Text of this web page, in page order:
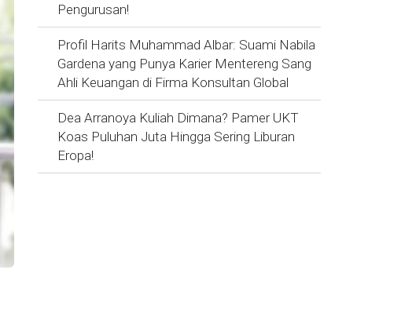
Pengurusan!
Profil Harits Muhammad Albar: Suami Nabila
Gardena yang Punya Karier Mentereng Sang
Ahli Keuangan di Firma Konsultan Global
Dea Arranoya Kuliah Dimana? Pamer UKT
Koas Puluhan Juta Hingga Sering Liburan
Eropa!